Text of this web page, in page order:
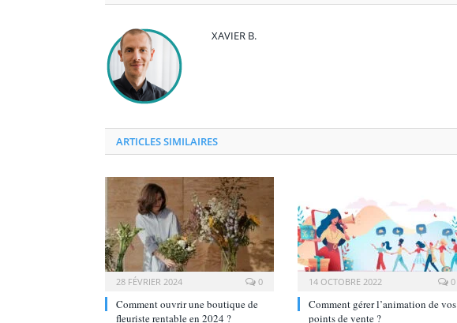
XAVIER B.
ARTICLES SIMILAIRES
28 FÉVRIER 2024 0
Comment ouvrir une boutique de
fleuriste rentable en 2024 ?
14 OCTOBRE 2022 0
Comment gérer l’animation de vos
points de vente ?